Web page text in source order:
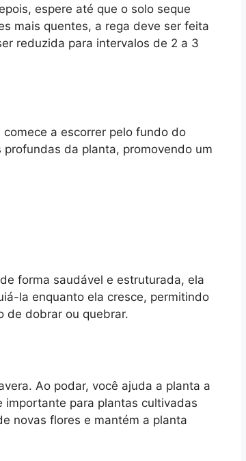
espere até que o solo seque
mais quentes, a rega deve ser feita
reduzida para intervalos de 2 a 3
a escorrer pelo fundo do
da planta, promovendo um
forma saudável e estruturada, ela
la enquanto ela cresce, permitindo
de dobrar ou quebrar.
Ao podar, você ajuda a planta a
importante para plantas cultivadas
novas flores e mantém a planta